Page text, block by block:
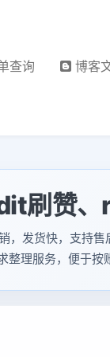
查询 博客
刷赞
发货快，支持售
理服务，便于按